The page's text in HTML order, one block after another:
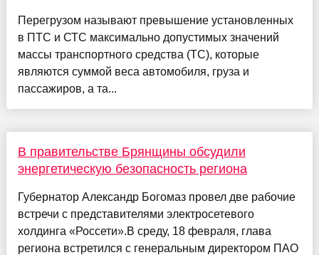
Перегрузом называют превышение установленных
в ПТС и СТС максимально допустимых значений
массы транспортного средства (ТС), которые
являются суммой веса автомобиля, груза и
пассажиров, а та...
В правительстве Брянщины обсудили
энергетическую безопасность региона
Губернатор Александр Богомаз провел две рабочие
встречи с представителями электросетевого
холдинга «Россети».В среду, 18 февраля, глава
региона встретился с генеральным директором ПАО